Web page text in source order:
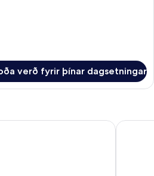
verð fyrir þínar dagsetningar
- All Inclusive